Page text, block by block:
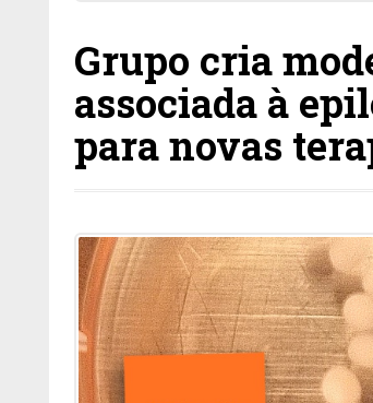
Grupo cria
associada à
para novas